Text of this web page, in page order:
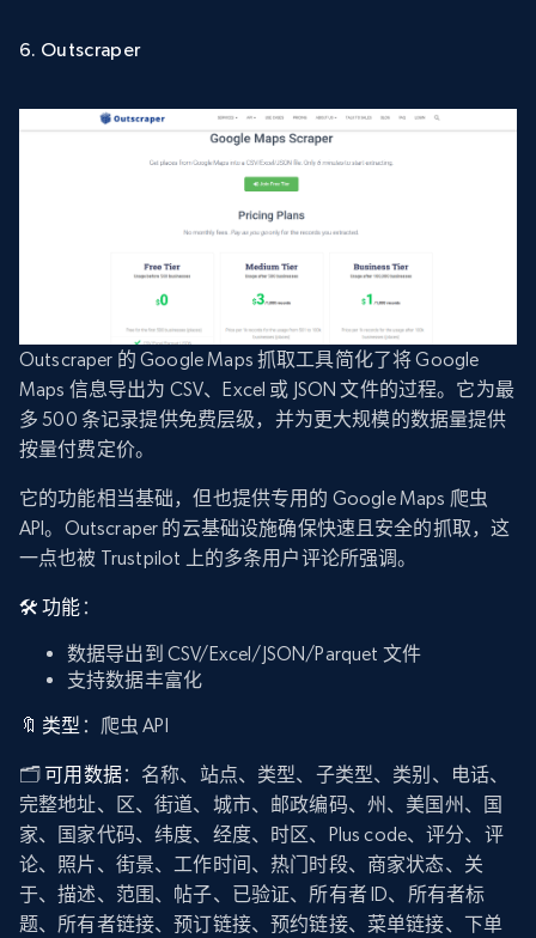
6. Outscraper
Outscraper 的 Google Maps 抓取工具简化了将 Google
Maps 信息导出为 CSV、Excel 或 JSON 文件的过程。它为最
多 500 条记录提供免费层级，并为更大规模的数据量提供
按量付费定价。
它的功能相当基础，但也提供专用的 Google Maps 爬虫
API。Outscraper 的云基础设施确保快速且安全的抓取，这
一点也被 Trustpilot 上的多条用户评论所强调。
🛠️ 功能 ：
数据导出到 CSV/Excel/JSON/Parquet 文件
支持数据丰富化
🔖 类型 ：爬虫 API
🗂️可用数据：名称、站点、类型、子类型、类别、电话、
完整地址、区、街道、城市、邮政编码、州、美国州、国
家、国家代码、纬度、经度、时区、Plus code、评分、评
论、照片、街景、工作时间、热门时段、商家状态、关
于、描述、范围、帖子、已验证、所有者 ID、所有者标
题、所有者链接、预订链接、预约链接、菜单链接、下单